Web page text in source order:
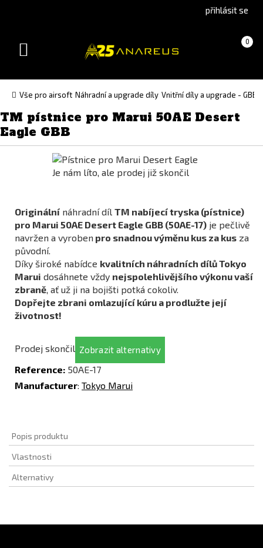
version(Slovak)
přihlásit se
Košík 0
(prázdný)
Toggle
Vše pro airsoft Náhradní a upgrade díly Vnitřní díly a upgrade - GBB
TM pístnice pro Marui 50AE Desert
Eagle GBB
Je nám líto, ale prodej již skončil
Originální náhradní díl TM nabíjecí tryska (pístnice)
pro Marui 50AE Desert Eagle GBB (50AE-17) je pečlivě
navržen a vyroben pro snadnou výměnu kus za kus za
původní.
Díky široké nabídce kvalitních náhradních dílů Tokyo
Marui dosáhnete vždy nejspolehlivějšího výkonu vaší
zbraně, ať už ji na bojišti potká cokoliv.
Dopřejte zbrani omlazující kúru a prodlužte její
životnost!
Prodej skončil Zobrazit alternativy
Reference: 50AE-17
Manufacturer: Tokyo Marui
Popis produktu
Vlastnosti
Alternativy